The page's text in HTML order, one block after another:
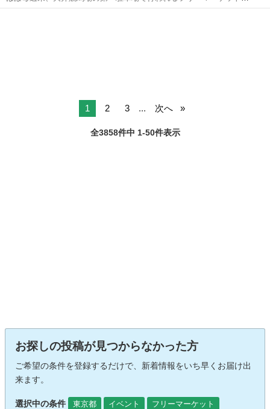
『大井競馬場 Tokyo City Flea Market』。 およそ700店が登場し、日用
1 2 3 ... 次へ
全3858件中 1-50件表示
お探しの投稿が見つからなかった方
ご希望の条件を登録するだけで、新着情報をいち早くお届け出
来ます。
選択中の条件 東京都 イベント フリーマーケット